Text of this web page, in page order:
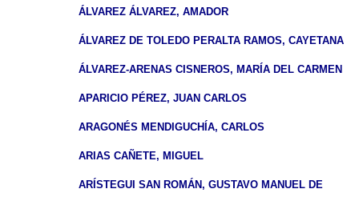
ÁLVAREZ ÁLVAREZ, AMADOR
ÁLVAREZ DE TOLEDO PERALTA RAMOS, CAYETANA
ÁLVAREZ-ARENAS CISNEROS, MARÍA DEL CARMEN
APARICIO PÉREZ, JUAN CARLOS
ARAGONÉS MENDIGUCHÍA, CARLOS
ARIAS CAÑETE, MIGUEL
ARÍSTEGUI SAN ROMÁN, GUSTAVO MANUEL DE